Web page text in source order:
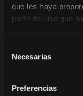
que les haya
partir del uso que
Necesarias
Preferencias
My
gestión en la
Gracias a las
intuitiva permite: